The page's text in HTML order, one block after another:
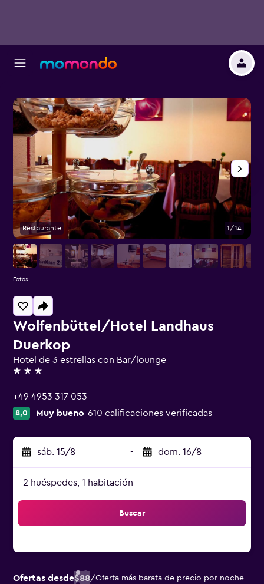
Wolfenbüttel/Hotel Landhaus
Duerkop
Hotel de 3 estrellas con Bar/lounge
3 estrellas
+49 4953 317 053
8,0 Muy bueno 610 calificaciones verificadas
sáb. 15/8 - dom. 16/8
2 huéspedes, 1 habitación
Buscar
Ofertas desde$88/Oferta más barata de precio por noche
Restaurante 1/14
Fotos